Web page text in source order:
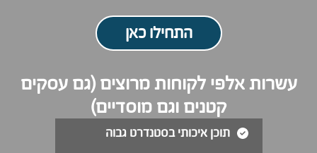
התחילו כאן
עשרות אלפי לקוחות מרוצים (גם עסקים
קטנים וגם מוסדיים)
תוכן איכותי בסטנדרט גבוה